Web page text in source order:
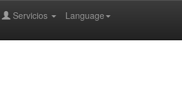
Language
Servicios